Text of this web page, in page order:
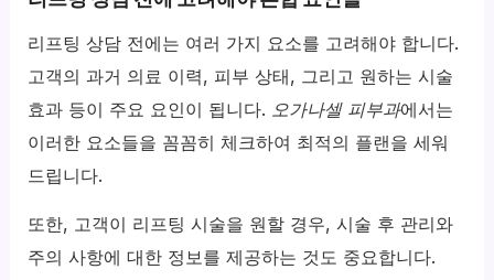
리프팅 상담 전에는 여러 가지 요소를 고려해야 합니다.
고객의 과거 의료 이력, 피부 상태, 그리고 원하는 시술
효과 등이 주요 요인이 됩니다. 오가나셀 피부과에서는
이러한 요소들을 꼼꼼히 체크하여 최적의 플랜을 세워
드립니다.
또한, 고객이 리프팅 시술을 원할 경우, 시술 후 관리와
주의 사항에 대한 정보를 제공하는 것도 중요합니다.